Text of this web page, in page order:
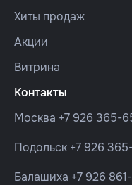
Хиты продаж
Акции
Витрина
Контакты
Москва +7 926 365-
Подольск +7 926
Балашиха +7 926